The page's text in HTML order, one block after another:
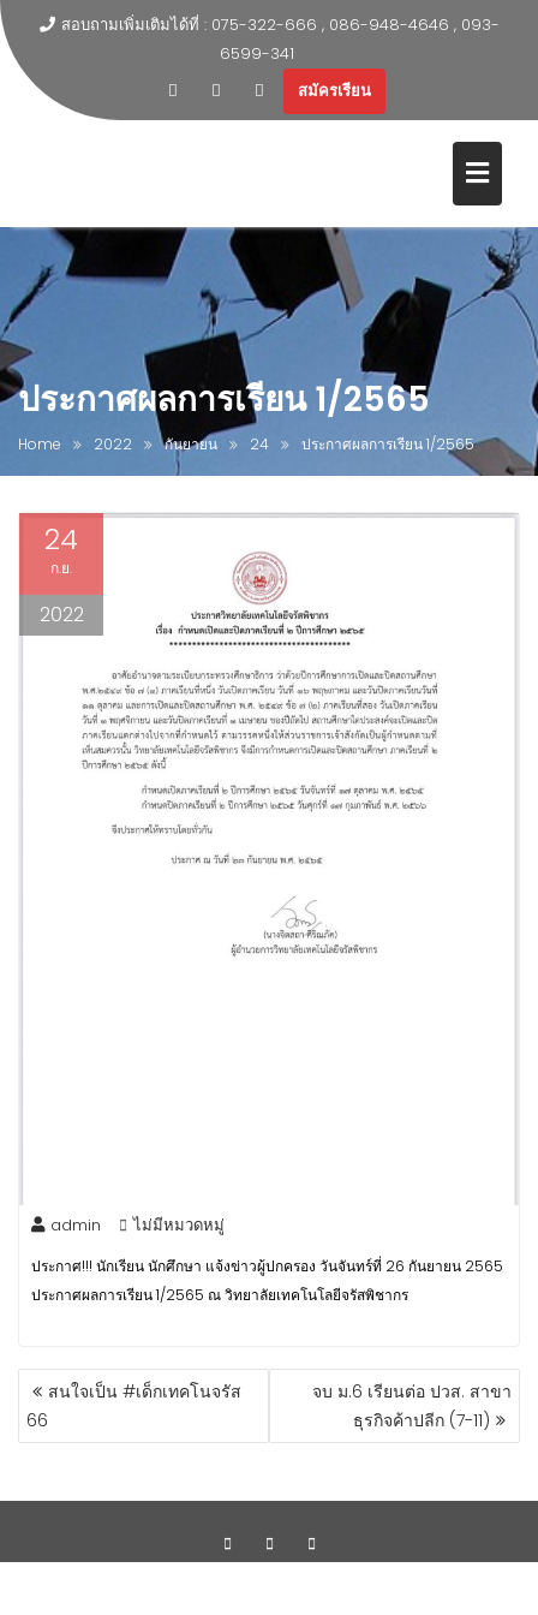
สอบถามเพิ่มเติมได้ที่ : 075-322-666 , 086-948-4646 , 093-
6599-341
สมัครเรียน
ประกาศผลการเรียน 1/2565
Home 2022 กันยายน 24 ประกาศผลการเรียน 1/2565
24
ก.ย.
2022
admin ไม่มีหมวดหมู่
ประกาศ!!! นักเรียน นักศึกษา แจ้งข่าวผู้ปกครอง วันจันทร์ที่ 26 กันยายน 2565
ประกาศผลการเรียน 1/2565 ณ วิทยาลัยเทคโนโลยีจรัสพิชากร
สนใจเป็น #เด็กเทคโนจรัส
66
จบ ม.6 เรียนต่อ ปวส. สาขา
ธุรกิจค้าปลีก (7-11)